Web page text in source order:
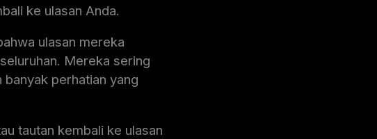
ke ulasan Anda.
ulasan mereka
Mereka sering
banyak perhatian yang
tautan kembali ke ulasan